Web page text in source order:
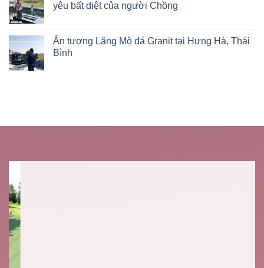
yêu bất diệt của người Chồng
Ấn tượng Lăng Mộ đá Granit tại Hưng Hà, Thái
Bình